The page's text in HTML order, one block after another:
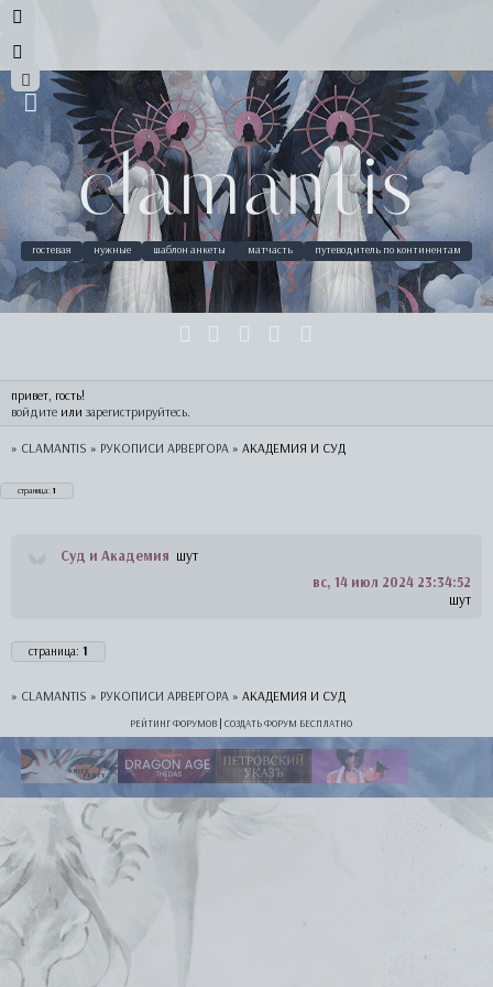
гостевая нужные шаблон анкеты матчасть путеводитель по континентам
clamantis
привет, гость!
войдите или зарегистрируйтесь.
» CLAMANTIS » РУКОПИСИ АРВЕРГОРА » АКАДЕМИЯ И СУД
страница: 1
Суд и Академия шут
вс, 14 июл 2024 23:34:52
шут
страница: 1
» CLAMANTIS » РУКОПИСИ АРВЕРГОРА » АКАДЕМИЯ И СУД
РЕЙТИНГ ФОРУМОВ СОЗДАТЬ ФОРУМ БЕСПЛАТНО